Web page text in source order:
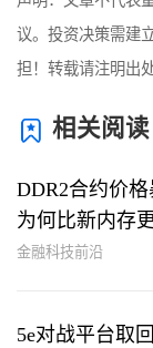
议。投资决策需建
担！转载请注明出
相关阅读
DDR2合约价
为何比新内存
金融科技前沿
5e对战平台取